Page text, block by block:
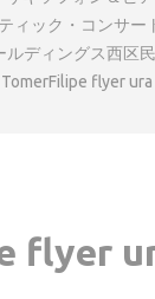
ィック・コンサー
ルディングス西区
TomerFilipe flyer ura
flyer